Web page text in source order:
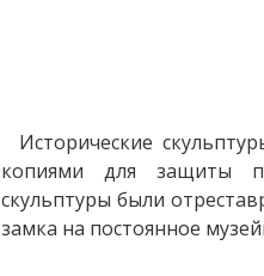
Исторические
копиями для защиты
скульптуры были
замка на постоянное